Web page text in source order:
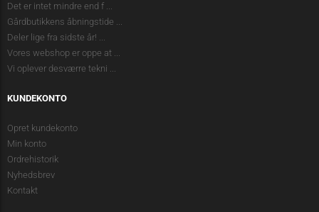
Det er intet mindre end f ...
Gårdbutikkens åbningstide ...
Deler lige fra sidste år! ...
Vores webshop er oppe at ...
Vi oplever desværre tekni ...
KUNDEKONTO
Opret kundekonto
Min konto
Ordrehistorik
Nyhedsbrev
Kontakt